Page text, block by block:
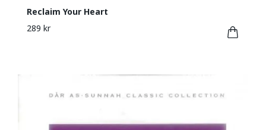
Reclaim Your Heart
289 kr